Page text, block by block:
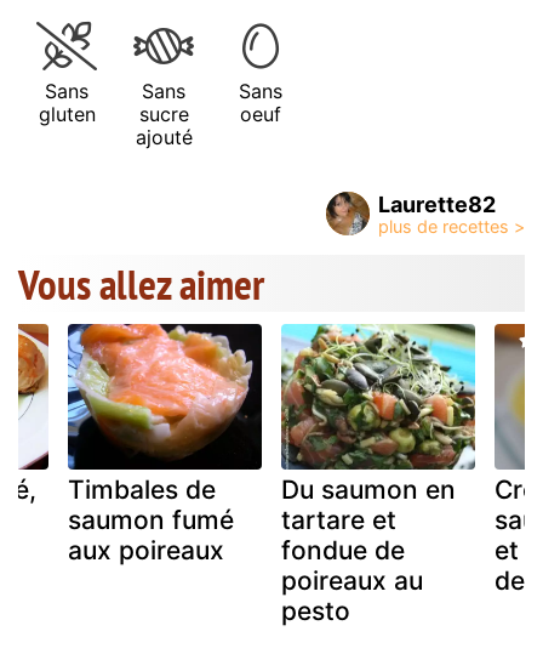
Sans
gluten
Sans
sucre
ajouté
Sans
oeuf
Laurette82
Vous allez aimer
Timbales de
saumon fumé
aux poireaux
Du saumon en
tartare et
fondue de
poireaux au
pesto
et
de